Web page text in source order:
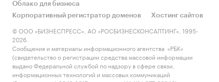
Облако для бизнеса
Корпоративный регистратор доменов
Хостинг сайтов
© ООО «БИЗНЕСПРЕСС», АО «РОСБИЗНЕСКОНСАЛТИНГ», 1995-
2026.
Сообщения и материалы информационного агентства «РБК»
(свидетельство о регистрации средства массовой информации
выдано Федеральной службой по надзору в сфере связи,
информационных технологий и массовых коммуникаций